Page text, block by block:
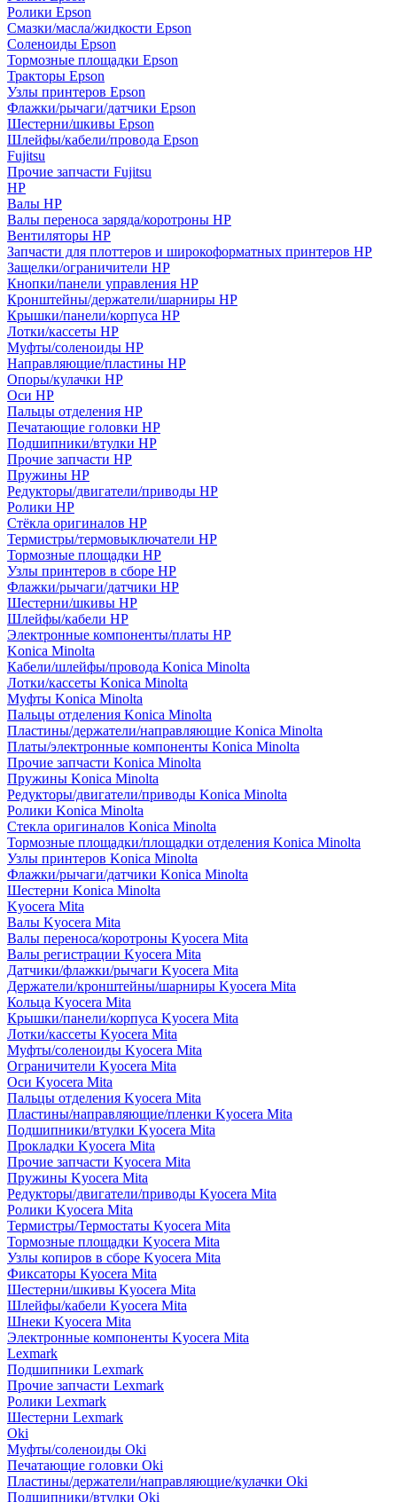
Ролики Epson
Смазки/масла/жидкости Epson
Соленоиды Epson
Тормозные площадки Epson
Тракторы Epson
Узлы принтеров Epson
Флажки/рычаги/датчики Epson
Шестерни/шкивы Epson
Шлейфы/кабели/провода Epson
Fujitsu
Прочие запчасти Fujitsu
HP
Валы HP
Валы переноса заряда/коротроны HP
Вентиляторы HP
Запчасти для плоттеров и широкоформатных принтеров HP
Защелки/ограничители HP
Кнопки/панели управления HP
Кронштейны/держатели/шарниры HP
Крышки/панели/корпуса HP
Лотки/кассеты HP
Муфты/соленоиды HP
Направляющие/пластины HP
Опоры/кулачки HP
Оси HP
Пальцы отделения HP
Печатающие головки HP
Подшипники/втулки HP
Прочие запчасти HP
Пружины HP
Редукторы/двигатели/приводы HP
Ролики HP
Стёкла оригиналов HP
Термистры/термовыключатели HP
Тормозные площадки HP
Узлы принтеров в сборе HP
Флажки/рычаги/датчики HP
Шестерни/шкивы HP
Шлейфы/кабели HP
Электронные компоненты/платы HP
Konica Minolta
Кабели/шлейфы/провода Konica Minolta
Лотки/кассеты Konica Minolta
Муфты Konica Minolta
Пальцы отделения Konica Minolta
Пластины/держатели/направляющие Konica Minolta
Платы/электронные компоненты Konica Minolta
Прочие запчасти Konica Minolta
Пружины Konica Minolta
Редукторы/двигатели/приводы Konica Minolta
Ролики Konica Minolta
Стекла оригиналов Konica Minolta
Тормозные площадки/площадки отделения Konica Minolta
Узлы принтеров Konica Minolta
Флажки/рычаги/датчики Konica Minolta
Шестерни Konica Minolta
Kyocera Mita
Валы Kyocera Mita
Валы переноса/коротроны Kyocera Mita
Валы регистрации Kyocera Mita
Датчики/флажки/рычаги Kyocera Mita
Держатели/кронштейны/шарниры Kyocera Mita
Кольца Kyocera Mita
Крышки/панели/корпуса Kyocera Mita
Лотки/кассеты Kyocera Mita
Муфты/соленоиды Kyocera Mita
Ограничители Kyocera Mita
Оси Kyocera Mita
Пальцы отделения Kyocera Mita
Пластины/направляющие/пленки Kyocera Mita
Подшипники/втулки Kyocera Mita
Прокладки Kyocera Mita
Прочие запчасти Kyocera Mita
Пружины Kyocera Mita
Редукторы/двигатели/приводы Kyocera Mita
Ролики Kyocera Mita
Термистры/Термостаты Kyocera Mita
Тормозные площадки Kyocera Mita
Узлы копиров в сборе Kyocera Mita
Фиксаторы Kyocera Mita
Шестерни/шкивы Kyocera Mita
Шлейфы/кабели Kyocera Mita
Шнеки Kyocera Mita
Электронные компоненты Kyocera Mita
Lexmark
Подшипники Lexmark
Прочие запчасти Lexmark
Ролики Lexmark
Шестерни Lexmark
Oki
Муфты/соленоиды Oki
Печатающие головки Oki
Пластины/держатели/направляющие/кулачки Oki
Подшипники/втулки Oki